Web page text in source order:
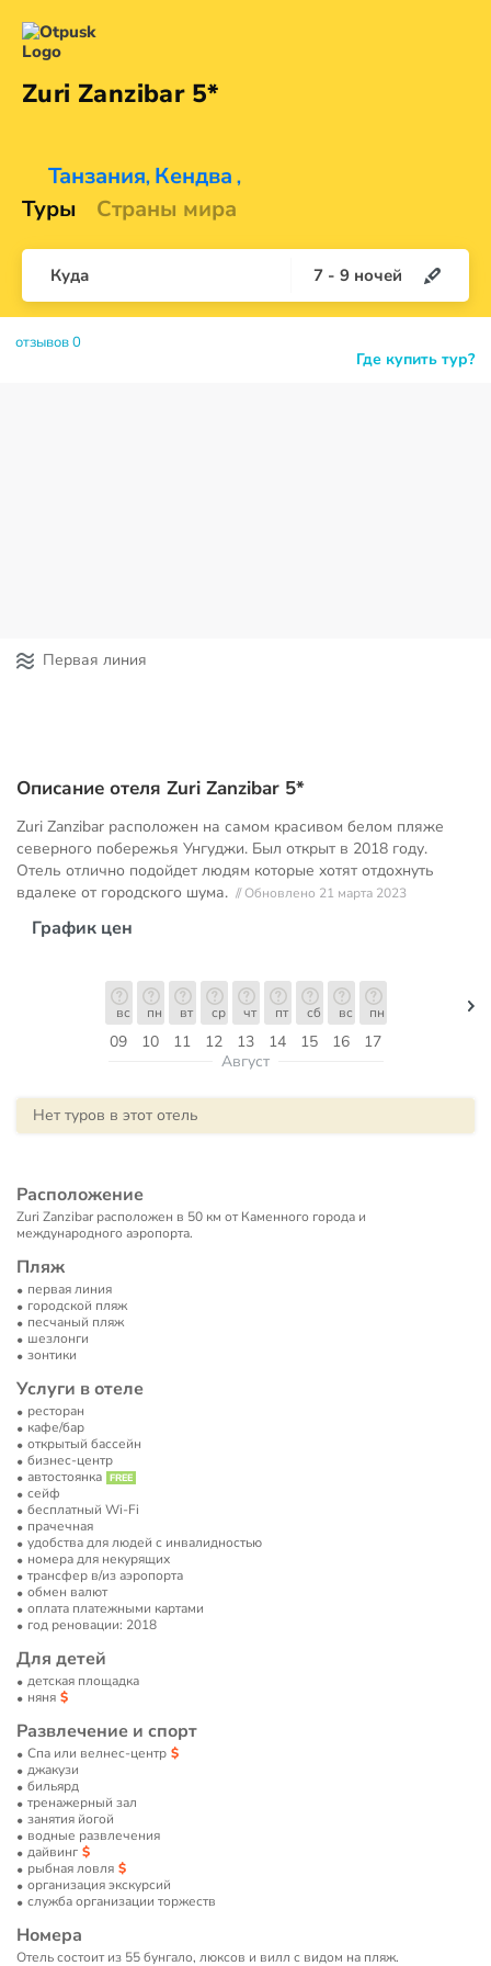
Zuri Zanzibar 5*
Танзания, Кендва ,
Туры Страны мира
Куда 7 - 9 ночей
Где купить тур?
отзывов 0
Первая линия
Описание отеля Zuri Zanzibar 5*
Zuri Zanzibar расположен на самом красивом белом пляже
северного побережья Унгуджи. Был открыт в 2018 году.
Отель отлично подойдет людям которые хотят отдохнуть
вдалеке от городского шума. // Обновлено 21 марта 2023
График цен
09
вс
10
пн
11
вт
12
ср
13
чт
14
пт
15
сб
16
вс
17
пн
Август
Нет туров в этот отель
Расположение
Zuri Zanzibar расположен в 50 км от Каменного города и
международного аэропорта.
Пляж
первая линия
городской пляж
песчаный пляж
шезлонги
зонтики
Услуги в отеле
ресторан
кафе/бар
открытый бассейн
бизнес-центр
автостоянка
сейф
бесплатный Wi-Fi
прачечная
удобства для людей с инвалидностью
номера для некурящих
трансфер в/из аэропорта
обмен валют
оплата платежными картами
год реновации: 2018
Для детей
детская площадка
няня
Развлечение и спорт
Спа или велнес-центр
джакузи
бильярд
тренажерный зал
занятия йогой
водные развлечения
дайвинг
рыбная ловля
организация экскурсий
служба организации торжеств
Номера
Отель состоит из 55 бунгало, люксов и вилл с видом на пляж.